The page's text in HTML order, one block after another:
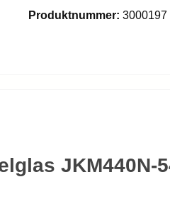
Produktnummer: 3000197
JKM440N-